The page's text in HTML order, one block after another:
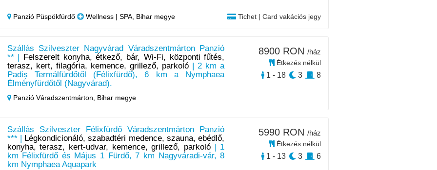
Panzió Püspökfürdő Wellness | SPA, Bihar megye Tichet | Card vakációs jegy
Szállás Szilveszter Nagyvárad Váradszentmárton Panzió
** |
Felszerelt konyha, étkező, bár, Wi-Fi, központi fűtés,
terasz, kert, filagória, kemence, grillező, parkoló | 2 km a
Padiș Termálfürdőtől (Félixfürdő), 6 km a Nymphaea
Élményfürdőtől (Nagyvárad).
Panzió Váradszentmárton, Bihar megye
8900 RON /ház
Étkezés nélkül
1 - 18 3 8
Szállás Szilveszter Félixfürdő Váradszentmárton Panzió
*** |
Légkondicionáló, szabadtéri medence, szauna, ebédlő,
konyha, terasz, kert-udvar, kemence, grillező, parkoló | 1
km Félixfürdő és Május 1 Fürdő, 7 km Nagyváradi-vár, 8
km Nymphaea Aquapark
5990 RON /ház
Étkezés nélkül
1 - 13 3 6